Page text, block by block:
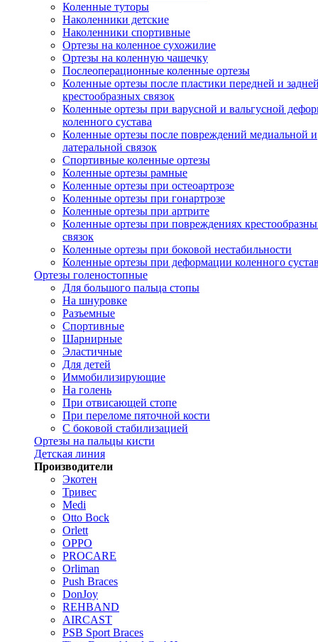
Коленные туторы
Наколенники детские
Наколенники спортивные
Ортезы на коленное сухожилие
Ортезы на коленную чашечку
Послеоперационные коленные ортезы
Коленные ортезы после пластики передней и
крестообразных связок
Коленные ортезы при варусной и вальгусной
коленного сустава
Коленные ортезы после повреждений медиальной и
латеральной связок
Спортивные коленные ортезы
Коленные ортезы рамные
Коленные ортезы при остеоартрозе
Коленные ортезы при гонартрозе
Коленные ортезы при артрите
Коленные ортезы при повреждениях
связок
Коленные ортезы при боковой нестабильности
Коленные ортезы при деформации коленного
Ортезы голеностопные
Для большого пальца стопы
На шнуровке
Разъемные
Спортивные
Шарнирные
Эластичные
Для детей
Иммобилизирующие
На голень
При отвисающей стопе
При переломе пяточной кости
С боковой стабилизацией
Ортезы на пальцы кисти
Детская линия
Производители
Экотен
Тривес
Medi
Otto Bock
Orlett
OPPO
PROCARE
Orliman
Push Braces
DonJoy
REHBAND
AIRCAST
PSB Sport Braces